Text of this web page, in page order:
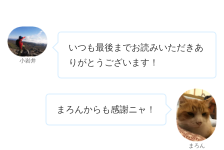
小岩井
いつも最後までお読みいただきあ
りがとうございます！
まろんからも感謝ニャ！
まろん